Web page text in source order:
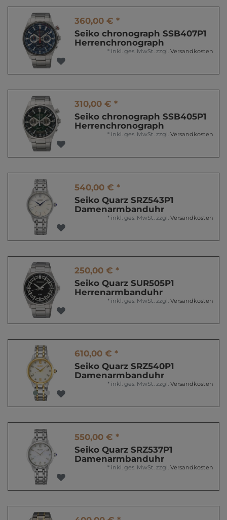
360,00 € *
Seiko chronograph SSB407P1
Herrenchronograph
* inkl. ges. MwSt. zzgl. Versandkosten
310,00 € *
Seiko chronograph SSB405P1
Herrenchronograph
* inkl. ges. MwSt. zzgl. Versandkosten
540,00 € *
Seiko Quarz SRZ543P1
Damenarmbanduhr
* inkl. ges. MwSt. zzgl. Versandkosten
250,00 € *
Seiko Quarz SUR505P1
Herrenarmbanduhr
* inkl. ges. MwSt. zzgl. Versandkosten
610,00 € *
Seiko Quarz SRZ540P1
Damenarmbanduhr
* inkl. ges. MwSt. zzgl. Versandkosten
550,00 € *
Seiko Quarz SRZ537P1
Damenarmbanduhr
* inkl. ges. MwSt. zzgl. Versandkosten